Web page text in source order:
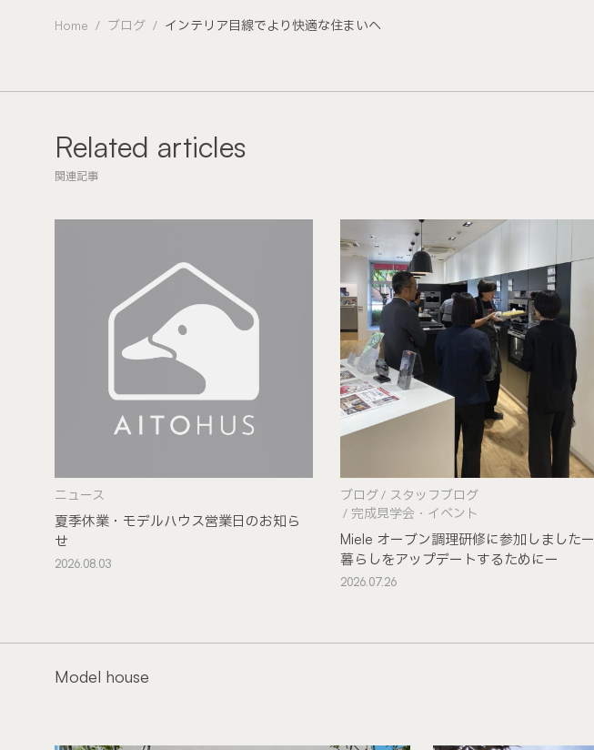
Home ブログ インテリア目線でより快適な住まいへ
関連記事
Related articles
夏季休業・モデルハウス営業日のお知ら
せ
ニュース
2026.08.03
Miele オーブン調理研修に参加しましたー
暮らしをアップデートするためにー
ブログ
スタッフブログ
完成見学会・イベント
2026.07.26
Model house